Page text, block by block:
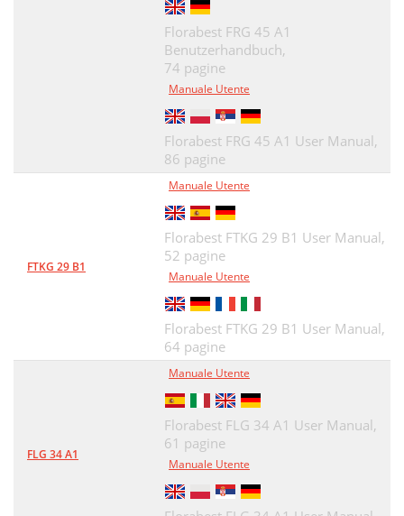
Florabest FRG 45 A1
Benutzerhandbuch,
74 pagine
Manuale Utente
Florabest FRG 45 A1 User Manual,
86 pagine
FTKG 29 B1
Manuale Utente
Florabest FTKG 29 B1 User Manual,
52 pagine
Manuale Utente
Florabest FTKG 29 B1 User Manual,
64 pagine
FLG 34 A1
Manuale Utente
Florabest FLG 34 A1 User Manual,
61 pagine
Manuale Utente